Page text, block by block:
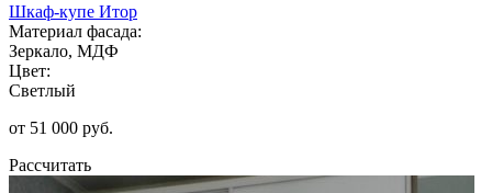
Шкаф-купе Итор
Материал фасада:
Зеркало, МДФ
Цвет:
Светлый
от 51 000 руб.
Рассчитать